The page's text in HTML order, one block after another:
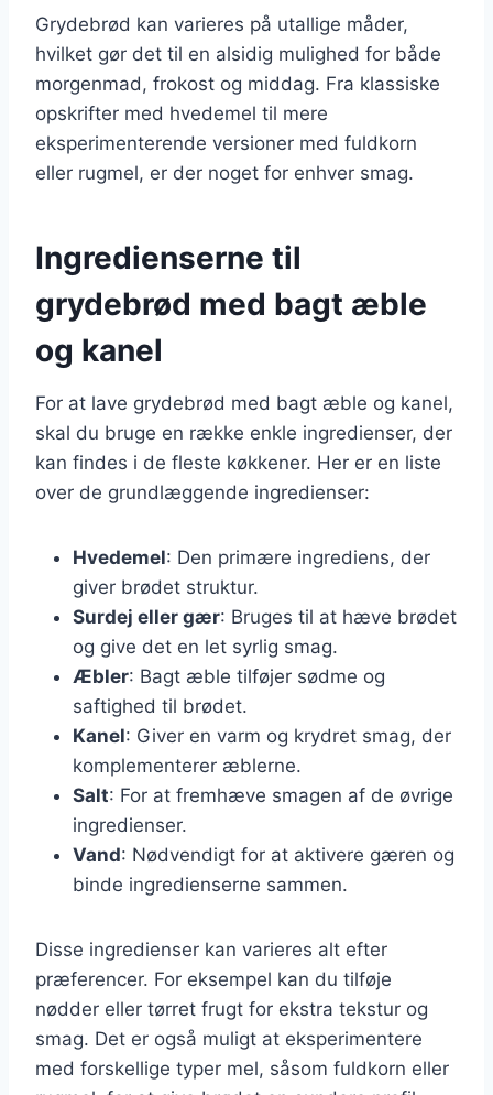
Grydebrød kan varieres på utallige måder,
hvilket gør det til en alsidig mulighed for både
morgenmad, frokost og middag. Fra klassiske
opskrifter med hvedemel til mere
eksperimenterende versioner med fuldkorn
eller rugmel, er der noget for enhver smag.
Ingredienserne til
grydebrød med bagt æble
og kanel
For at lave grydebrød med bagt æble og kanel,
skal du bruge en række enkle ingredienser, der
kan findes i de fleste køkkener. Her er en liste
over de grundlæggende ingredienser:
Hvedemel: Den primære ingrediens, der
giver brødet struktur.
Surdej eller gær: Bruges til at hæve brødet
og give det en let syrlig smag.
Æbler: Bagt æble tilføjer sødme og
saftighed til brødet.
Kanel: Giver en varm og krydret smag, der
komplementerer æblerne.
Salt: For at fremhæve smagen af de øvrige
ingredienser.
Vand: Nødvendigt for at aktivere gæren og
binde ingredienserne sammen.
Disse ingredienser kan varieres alt efter
præferencer. For eksempel kan du tilføje
nødder eller tørret frugt for ekstra tekstur og
smag. Det er også muligt at eksperimentere
med forskellige typer mel, såsom fuldkorn eller